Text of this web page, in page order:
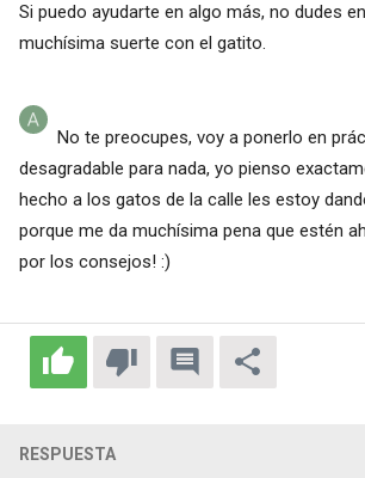
Si puedo ayudarte en algo más, no dudes
muchísima suerte con el gatito.
No te preocupes, voy a ponerlo en
desagradable para nada, yo pienso
hecho a los gatos de la calle les estoy
porque me da muchísima pena que estén
por los consejos! :)
RESPUESTA